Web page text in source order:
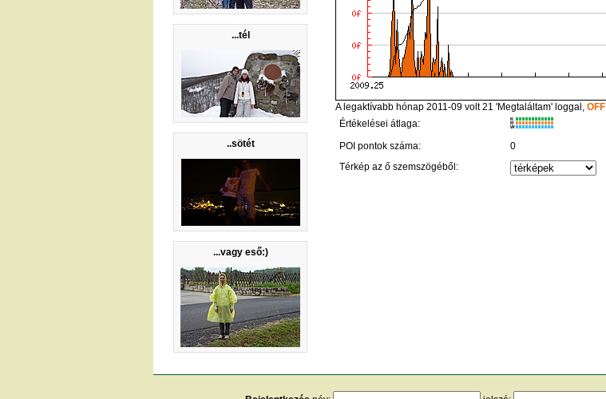
...tél
..sötét
...vagy eső:)
A legaktívabb hónap 2011-09 volt 21 'Megtaláltam' loggal,OFF
Értékelései átlaga:
K
R
W
POI pontok száma:
0
Térkép az ő szemszögéből: